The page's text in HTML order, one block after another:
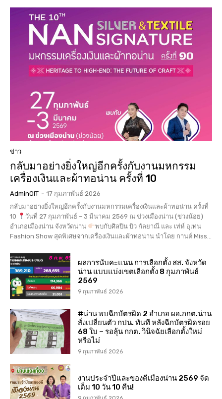
ข่าว
กลับมาอย่างยิ่งใหญ่อีกครั้งกับงานมหกรรม
เครื่องเงินและผ้าทอน่าน ครั้งที่ 10
AdminOIT - 17 กุมภาพันธ์ 2026
กลับมาอย่างยิ่งใหญ่อีกครั้งกับงานมหกรรมเครื่องเงินและผ้าทอน่าน ครั้งที่
10
วันที่ 27 กุมภาพันธ์ – 3 มีนาคม 2569 ณ ข่วงเมืองน่าน (ข่วงน้อย)
อำเภอเมืองน่าน จังหวัดน่าน
พบกับศิลปิน บิว กัลยาณี และ เท่ห์ อุเทน
Fashion Show สุดพิเศษจากเครื่องเงินและผ้าทอน่าน นำโดย กานต์ Miss...
ผลการนับคะแนน การเลือกตั้ง สส. จังหวัด
น่าน แบบแบ่งเขตเลือกตั้ง 8 กุมภาพันธ์
2569
9 กุมภาพันธ์ 2026
#น่าน พบฉีกบัตรผิด 2 อำเภอ ผอ.กกต.น่าน
สั่งเปลี่ยนตัว กปน. ทันที หลังฉีกบัตรผิดรอย
68 ใบ – รอลุ้น กกต. วินิจฉัยเลือกตั้งใหม่
หรือไม่
9 กุมภาพันธ์ 2026
งานประจำปีและของดีเมืองน่าน 2569 จัด
เต็ม 10 วัน 10 คืน!